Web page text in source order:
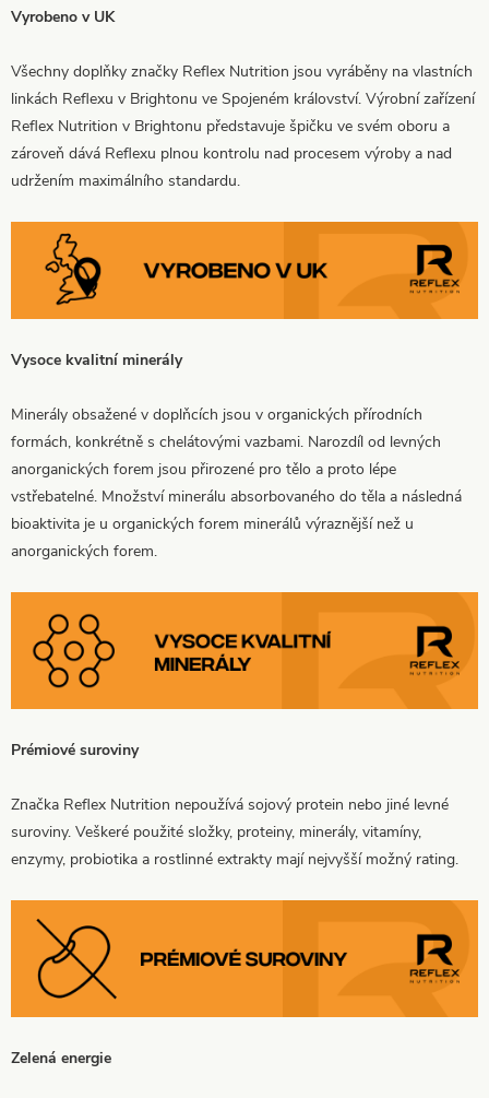
Vyrobeno v UK
Všechny doplňky značky Reflex Nutrition jsou vyráběny na vlastních
linkách Reflexu v Brightonu ve Spojeném království. Výrobní zařízení
Reflex Nutrition v Brightonu představuje špičku ve svém oboru a
zároveň dává Reflexu plnou kontrolu nad procesem výroby a nad
udržením maximálního standardu.
Vysoce kvalitní minerály
Minerály obsažené v doplňcích jsou v organických přírodních
formách, konkrétně s chelátovými vazbami. Narozdíl od levných
anorganických forem jsou přirozené pro tělo a proto lépe
vstřebatelné. Množství minerálu absorbovaného do těla a následná
bioaktivita je u organických forem minerálů výraznější než u
anorganických forem.
Prémiové suroviny
Značka Reflex Nutrition nepoužívá sojový protein nebo jiné levné
suroviny. Veškeré použité složky, proteiny, minerály, vitamíny,
enzymy, probiotika a rostlinné extrakty mají nejvyšší možný rating.
Zelená energie